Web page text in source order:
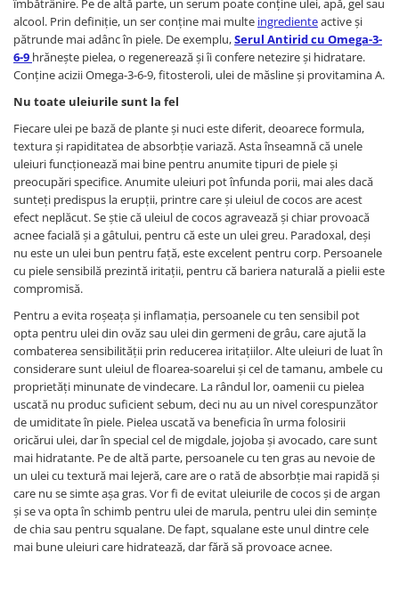
alcool. Prin definiție, un ser conține mai multe ingredienteactive și
pătrunde mai adânc în piele. De exemplu,Serul Antirid cu Omega-3-
6-9 hrănește pielea, o regenerează și îi confere netezire și hidratare.
Conține acizii Omega-3-6-9, fitosteroli, ulei de măsline și provitamina A.
Nu toate uleiurile sunt la fel
Fiecare ulei pe bază de plante și nuci este diferit, deoarece formula,
textura și rapiditatea de absorbție variază. Asta înseamnă că unele
uleiuri funcționează mai bine pentru anumite tipuri de piele și
preocupări specifice. Anumite uleiuri pot înfunda porii, mai ales dacă
sunteți predispus la erupții, printre care și uleiul de cocos are acest
efect neplăcut. Se știe că uleiul de cocos agravează și chiar provoacă
acnee facială și a gâtului, pentru că este un ulei greu. Paradoxal, deși
nu este un ulei bun pentru față, este excelent pentru corp. Persoanele
cu piele sensibilă prezintă iritații, pentru că bariera naturală a pielii este
compromisă.
Pentru a evita roșeața și inflamația, persoanele cu ten sensibil pot
opta pentru ulei din ovăz sau ulei din germeni de grâu, care ajută la
combaterea sensibilității prin reducerea iritațiilor. Alte uleiuri de luat în
considerare sunt uleiul de floarea-soarelui și cel de tamanu, ambele cu
proprietăți minunate de vindecare. La rândul lor, oamenii cu pielea
uscată nu produc suficient sebum, deci nu au un nivel corespunzător
de umiditate în piele. Pielea uscată va beneficia în urma folosirii
oricărui ulei, dar în special cel de migdale, jojoba și avocado, care sunt
mai hidratante. Pe de altă parte, persoanele cu ten gras au nevoie de
un ulei cu textură mai lejeră, care are o rată de absorbție mai rapidă și
care nu se simte așa gras. Vor fi de evitat uleiurile de cocos și de argan
și se va opta în schimb pentru ulei de marula, pentru ulei din semințe
de chia sau pentru squalane. De fapt, squalane este unul dintre cele
mai bune uleiuri care hidratează, dar fără să provoace acnee.